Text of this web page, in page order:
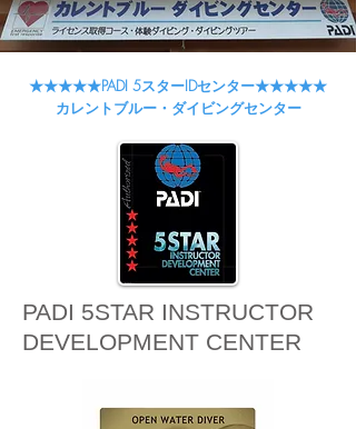
★★★★★PADI 5スターIDセンター★★★★★
カレントブルー・ダイビングセンター
​PADI 5STAR INSTRUCTOR
DEVELOPMENT CENTER